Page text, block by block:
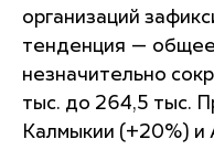
организаций
тенденция —
незначительно
тыс. до 264,5 тыс.
Калмыкии (+20%) и